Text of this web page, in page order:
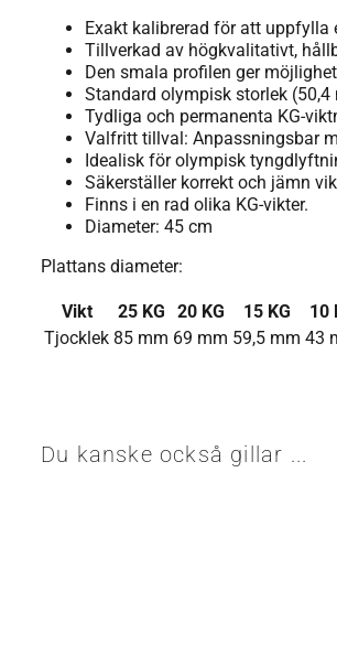
Exakt kalibrerad för att uppfylla
Tillverkad av högkvalitativt,
Den smala profilen ger
Standard olympisk storlek
Tydliga och permanenta KG-
Valfritt tillval: Anpassningsbar
Idealisk för olympisk
Säkerställer korrekt och jämn
Finns i en rad olika KG-vikter.
Diameter: 45 cm
Plattans diameter:
Vikt 25 KG 20 KG 15 KG 10
Tjocklek 85 mm 69 mm 59,5 mm 43
Du kanske också gillar ...